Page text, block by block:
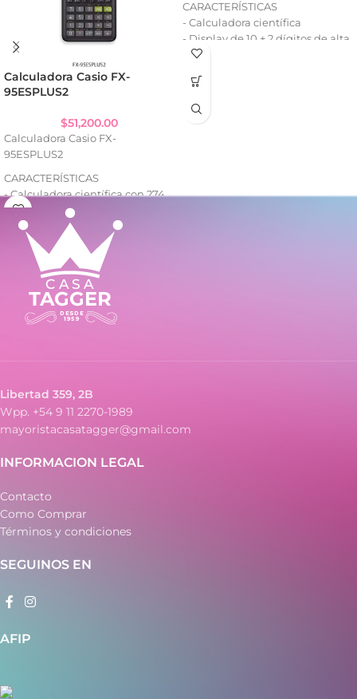
Calculadora Casio FX-
95ESPLUS2
$51,200.00
Calculadora Casio FX-
95ESPLUS2
CARACTERÍSTICAS
- Calculadora científica con 274
funciones integradas
- Display de 10 + 2 dígitos de alta
visibilidad
- Ideal para cálculos avanzados y
porcentajes
- Pantalla amplia y de fácil
lectura
- Diseño práctico y portátil
CARACTERÍSTICAS
- Calculadora científica
- Display de 10 + 2 dígitos de alta
visibilidad
porcentajes
- Pantalla amplia y de fácil
lectura
Libertad 359, 2B
Wpp. +54 9 11 2270-1989
mayoristacasatagger@gmail.com
INFORMACION LEGAL
Contacto
Como Comprar
Términos y condiciones
SEGUINOS EN
AFIP